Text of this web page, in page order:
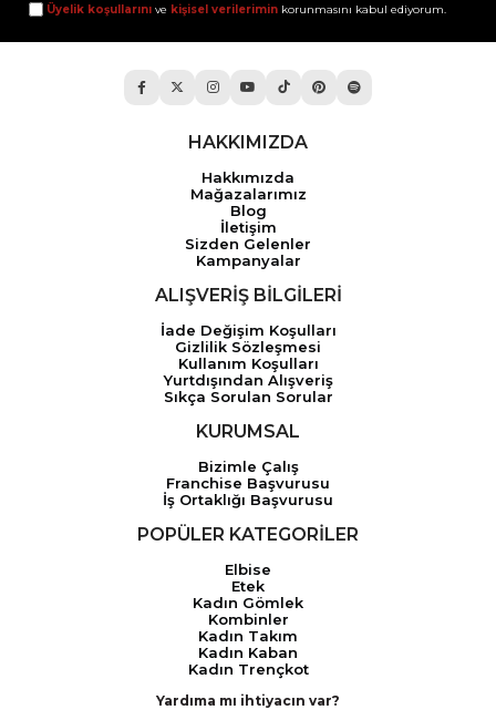
Üyelik koşullarını ve kişisel verilerimin korunmasını kabul ediyorum.
HAKKIMIZDA
Hakkımızda
Mağazalarımız
Blog
İletişim
Sizden Gelenler
Kampanyalar
ALIŞVERİŞ BİLGİLERİ
İade Değişim Koşulları
Gizlilik Sözleşmesi
Kullanım Koşulları
Yurtdışından Alışveriş
Sıkça Sorulan Sorular
KURUMSAL
Bizimle Çalış
Franchise Başvurusu
İş Ortaklığı Başvurusu
POPÜLER KATEGORİLER
Elbise
Etek
Kadın Gömlek
Kombinler
Kadın Takım
Kadın Kaban
Kadın Trençkot
Yardıma mı ihtiyacın var?